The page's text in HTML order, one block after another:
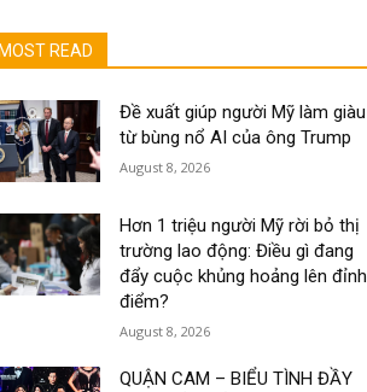
MOST READ
Đề xuất giúp người Mỹ làm giàu
từ bùng nổ AI của ông Trump
August 8, 2026
Hơn 1 triệu người Mỹ rời bỏ thị
trường lao động: Điều gì đang
đẩy cuộc khủng hoảng lên đỉnh
điểm?
August 8, 2026
QUẬN CAM – BIỂU TÌNH ĐẦY